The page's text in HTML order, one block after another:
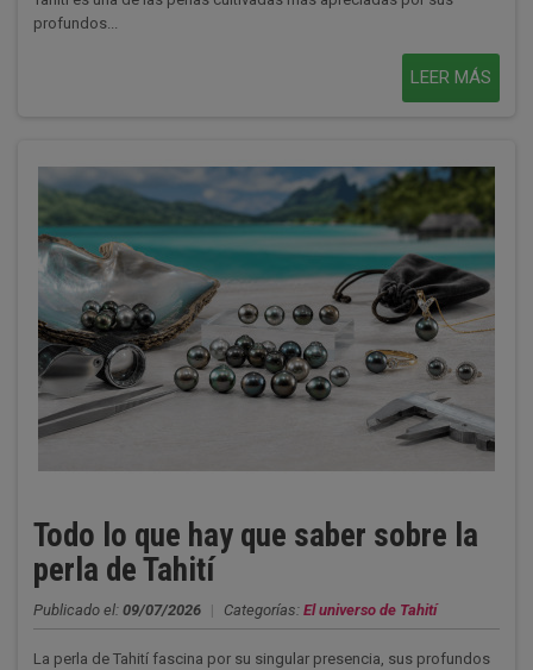
profundos...
LEER MÁS
Todo lo que hay que saber sobre la
perla de Tahití
Publicado el: 09/07/2026 | Categorías: El universo de Tahití
La perla de Tahití fascina por su singular presencia, sus profundos